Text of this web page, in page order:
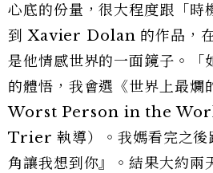
心底的份量，很大程度跟「時
到 Xavier Dolan 的作品，在
是他情感世界的一面鏡子。「
的體悟，我會選《世界上最
Worst Person in the
Trier 執導）。我媽看完之後
角讓我想到你』。結果大約兩